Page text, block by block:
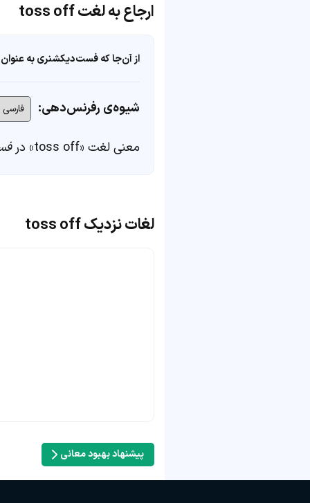
ارجاع به لغت toss off
از آن‌جا که فست‌دیکشنری به
شیوه‌ی رفرنس‌دهی:
معنی لغت «toss off» در
لغات نزدیک toss off
پیشنهاد بهبود معانی